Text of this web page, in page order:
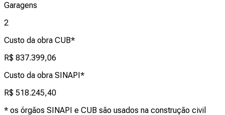
Garagens
2
Custo da obra CUB*
R$ 837.399,06
Custo da obra SINAPI*
R$ 518.245,40
* os órgãos SINAPI e CUB são usados na construção civil